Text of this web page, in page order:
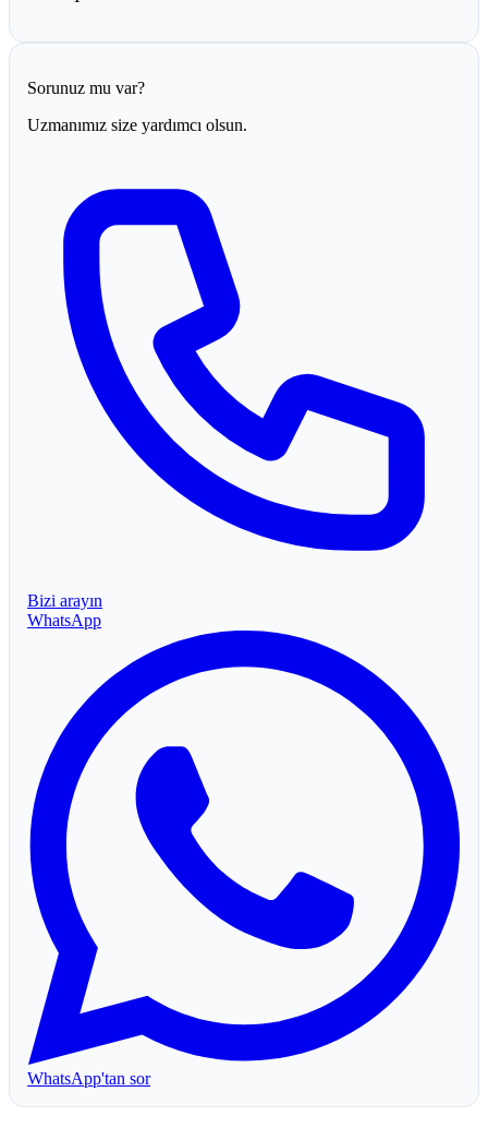
Sorunuz mu var?
Uzmanımız size yardımcı olsun.
Bizi arayın
WhatsApp
WhatsApp'tan sor